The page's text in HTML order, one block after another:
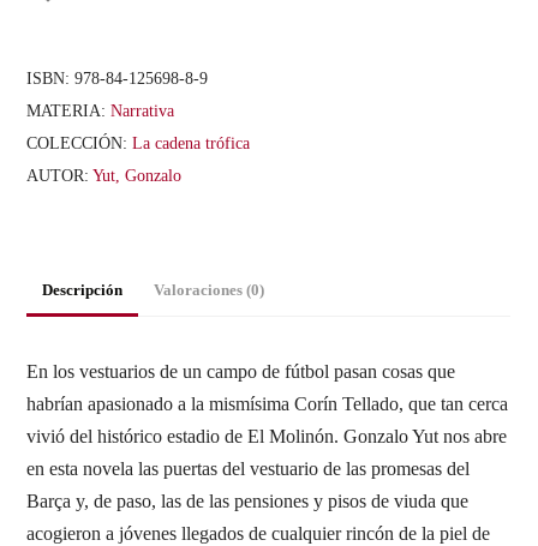
ISBN:978-84-125698-8-9
MATERIA:Narrativa
COLECCIÓN:La cadena trófica
AUTOR:Yut, Gonzalo
Descripción Valoraciones (0)
En los vestuarios de un campo de fútbol pasan cosas que
habrían apasionado a la mismísima Corín Tellado, que tan cerca
vivió del histórico estadio de El Molinón. Gonzalo Yut nos abre
en esta novela las puertas del vestuario de las promesas del
Barça y, de paso, las de las pensiones y pisos de viuda que
acogieron a jóvenes llegados de cualquier rincón de la piel de